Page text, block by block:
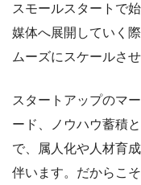
スモールスタートで
媒体へ展開していく
ムーズにスケールさ
スタートアップのマ
ード、ノウハウ蓄積
で、属人化や人材育
伴います。だからこ